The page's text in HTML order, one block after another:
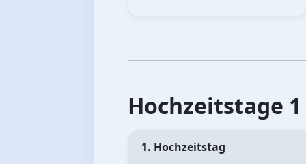
Hochzeitstage 1
1. Hochzeitstag